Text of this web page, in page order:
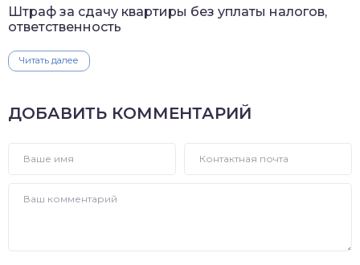
Штраф за сдачу квартиры без уплаты налогов,
ответственность
Читать далее
ДОБАВИТЬ КОММЕНТАРИЙ